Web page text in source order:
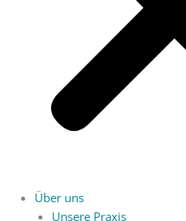
Über uns
Unsere Praxis